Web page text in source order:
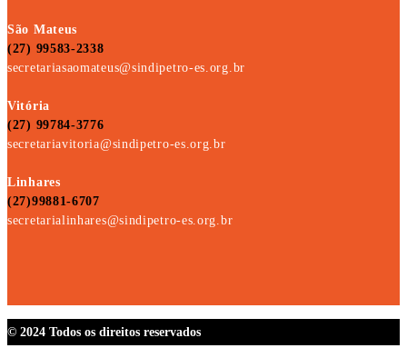
São Mateus
(27) 99583-2338
secretariasaomateus@sindipetro-es.org.br
Vitória
(27) 99784-3776
secretariavitoria@sindipetro-es.org.br
Linhares
(27)99881-6707
secretarialinhares@sindipetro-es.org.br
© 2024 Todos os direitos reservados